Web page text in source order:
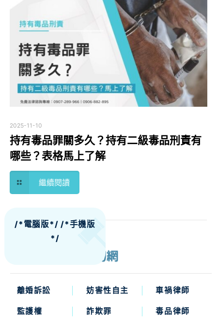
2025-11-10
持有毒品罪關多久？持有二級毒品刑責有
哪些？表格馬上了解
繼續閱讀
/*電腦版*//*手機版
*/
離婚訴訟 妨害性自主 車禍律師
監護權 詐欺罪 毒品律師